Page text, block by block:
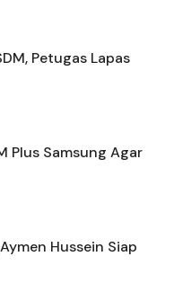
Petugas Lapas
Plus Samsung Agar
Hussein Siap